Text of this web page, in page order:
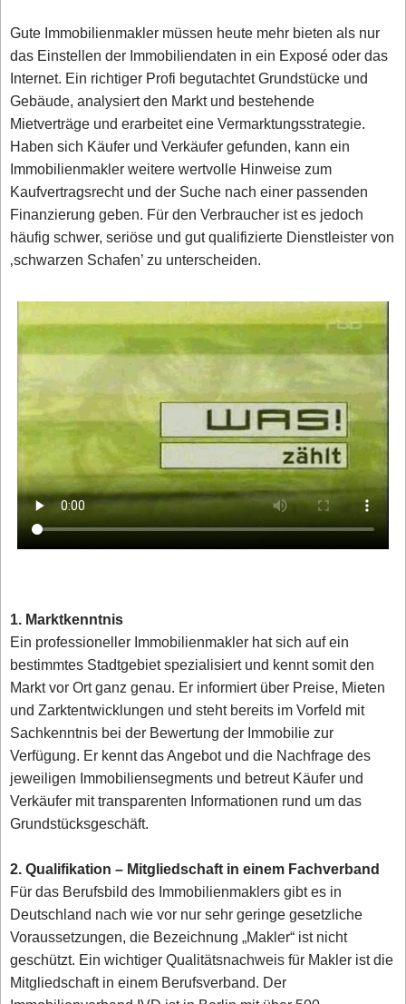
Gute Immobilienmakler müssen heute mehr bieten als nur
das Einstellen der Immobiliendaten in ein Exposé oder das
Internet. Ein richtiger Profi begutachtet Grundstücke und
Gebäude, analysiert den Markt und bestehende
Mietverträge und erarbeitet eine Vermarktungsstrategie.
Haben sich Käufer und Verkäufer gefunden, kann ein
Immobilienmakler weitere wertvolle Hinweise zum
Kaufvertragsrecht und der Suche nach einer passenden
Finanzierung geben. Für den Verbraucher ist es jedoch
häufig schwer, seriöse und gut qualifizierte Dienstleister von
‚schwarzen Schafen’ zu unterscheiden.
1. Marktkenntnis
Ein professioneller Immobilienmakler hat sich auf ein
bestimmtes Stadtgebiet spezialisiert und kennt somit den
Markt vor Ort ganz genau. Er informiert über Preise, Mieten
und Zarktentwicklungen und steht bereits im Vorfeld mit
Sachkenntnis bei der Bewertung der Immobilie zur
Verfügung. Er kennt das Angebot und die Nachfrage des
jeweiligen Immobiliensegments und betreut Käufer und
Verkäufer mit transparenten Informationen rund um das
Grundstücksgeschäft.
2. Qualifikation – Mitgliedschaft in einem Fachverband
Für das Berufsbild des Immobilienmaklers gibt es in
Deutschland nach wie vor nur sehr geringe gesetzliche
Voraussetzungen, die Bezeichnung „Makler“ ist nicht
geschützt. Ein wichtiger Qualitätsnachweis für Makler ist die
Mitgliedschaft in einem Berufsverband. Der